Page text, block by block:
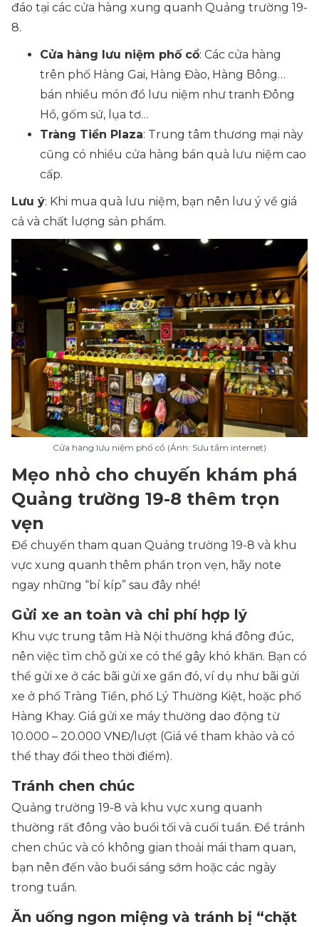
đáo tại các cửa hàng xung quanh Quảng trường 19-
8.
Cửa hàng lưu niệm phố cổ: Các cửa hàng
trên phố Hàng Gai, Hàng Đào, Hàng Bông…
bán nhiều món đồ lưu niệm như tranh Đông
Hồ, gốm sứ, lụa tơ…
Tràng Tiền Plaza: Trung tâm thương mại này
cũng có nhiều cửa hàng bán quà lưu niệm cao
cấp.
Lưu ý: Khi mua quà lưu niệm, bạn nên lưu ý về giá
cả và chất lượng sản phẩm.
Cửa hàng lưu niệm phố cổ (Ảnh: Sưu tầm internet)
Mẹo nhỏ cho chuyến khám phá
Quảng trường 19-8 thêm trọn
vẹn
Để chuyến tham quan Quảng trường 19-8 và khu
vực xung quanh thêm phần trọn vẹn, hãy note
ngay những “bí kíp” sau đây nhé!
Gửi xe an toàn và chi phí hợp lý
Khu vực trung tâm Hà Nội thường khá đông đúc,
nên việc tìm chỗ gửi xe có thể gây khó khăn. Bạn có
thể gửi xe ở các bãi gửi xe gần đó, ví dụ như bãi gửi
xe ở phố Tràng Tiền, phố Lý Thường Kiệt, hoặc phố
Hàng Khay. Giá gửi xe máy thường dao động từ
10.000 – 20.000 VNĐ/lượt (Giá vé tham khảo và có
thể thay đổi theo thời điểm).
Tránh chen chúc
Quảng trường 19-8 và khu vực xung quanh
thường rất đông vào buổi tối và cuối tuần. Để tránh
chen chúc và có không gian thoải mái tham quan,
bạn nên đến vào buổi sáng sớm hoặc các ngày
trong tuần.
Ăn uống ngon miệng và tránh bị “chặt